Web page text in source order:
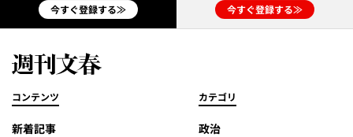
今すぐ登録する≫ 今すぐ登録する≫
コンテンツ
新着記事
カテゴリ
政治